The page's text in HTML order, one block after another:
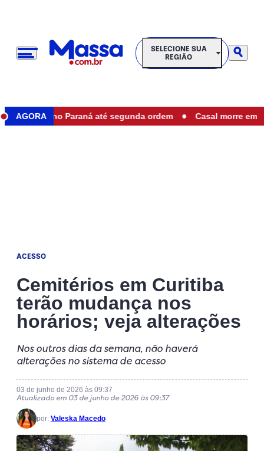
SELECIONE SUA REGIÃO
SELECIONE SUA
REGIÃO
AGORAno Paraná até segunda ordem • Casal morre em
ACESSO
Cemitérios em Curitiba
terão mudança nos
horários; veja alterações
Nos outros dias da semana, não haverá
alterações no sistema de acesso
03 de junho de 2026 às 09:37
Atualizado em 03 de junho de 2026 às 09:37
por: Valeska Macedo